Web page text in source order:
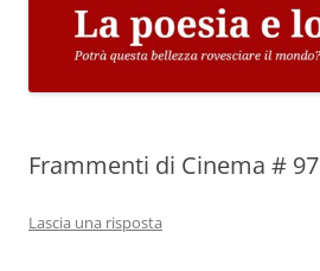
Frammenti di Cinema # 97
Lascia una risposta